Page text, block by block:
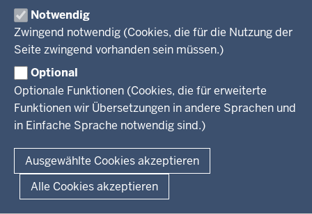
Notwendig
Zwingend notwendig (Cookies, die für die Nutzung der
Seite zwingend vorhanden sein müssen.)
Optional
Optionale Funktionen (Cookies, die für erweiterte
Funktionen wir Übersetzungen in andere Sprachen und
in Einfache Sprache notwendig sind.)
Ausgewählte Cookies akzeptieren
Alle Cookies akzeptieren
der
Fußzeile
Ministerium
Kinder
Jugend
Familie
LSBTIQ*
Gleichstellung
Flucht
Presse
Pressemitteilungen
Pressekontakt
Fotos
RSS-Feeds
Service
Broschürenservice
Bibliothek
Newsletter
Geschützter Kontakt
Landesportal NRW
Anfahrt
#WTFuture
Fußzeile
Seitenübersicht Kontakt Datenschutz